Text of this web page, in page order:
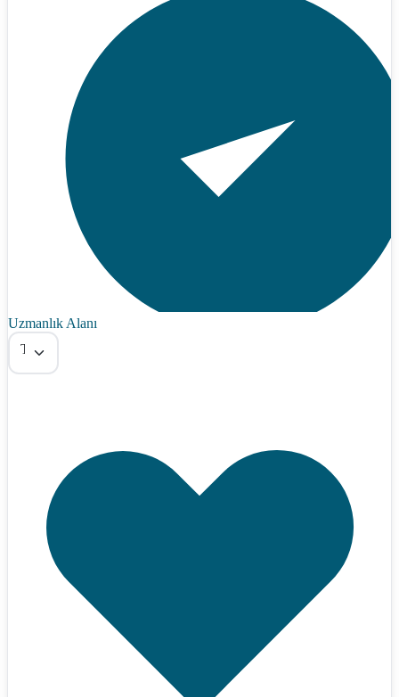
Uzmanlık Alanı
Tümü